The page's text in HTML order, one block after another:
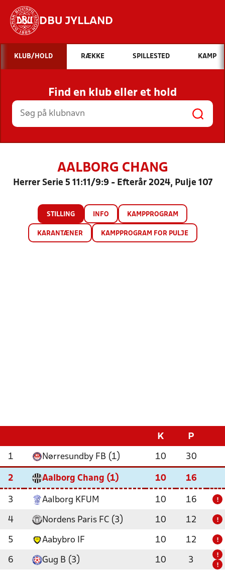
DBU JYLLAND
Hvad vil du søge efter?
INDHOLD OG NYHEDER
STILLINGER, RESULTATER, KLUBBER OG
HOLD
KLUB/HOLD RÆKKE SPILLESTED KAMP
Find en klub eller et hold
AALBORG CHANG
Herrer Serie 5 11:11/9:9 - Efterår 2024, Pulje 107
STILLING INFO KAMPPROGRAM
KARANTÆNER KAMPPROGRAM FOR PULJE
K P
1 Nørresundby FB (1) 10 30
2 Aalborg Chang (1) 10 16
3 Aalborg KFUM 10 16 !
4 Nordens Paris FC (3) 10 12 !
5 Aabybro IF 10 12 !
6 Gug B (3) 10 3
!
!